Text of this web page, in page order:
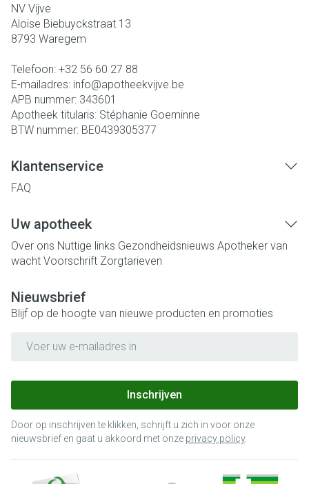
NV Vijve
Aloise Biebuyckstraat 13
8793 Waregem
Telefoon: +32 56 60 27 88
E-mailadres: info@apotheekvijve.be
APB nummer: 343601
Apotheek titularis: Stéphanie Goeminne
BTW nummer: BE0439305377
Klantenservice
FAQ
Uw apotheek
Over ons Nuttige links Gezondheidsnieuws Apotheker van
wacht Voorschrift Zorgtarieven
Nieuwsbrief
Blijf op de hoogte van nieuwe producten en promoties
Inschrijven
Door op inschrijven te klikken, schrijft u zich in voor onze
nieuwsbrief en gaat u akkoord met onze privacy policy.